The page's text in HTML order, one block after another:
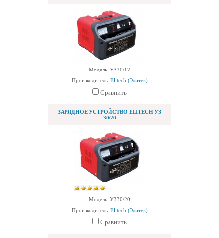
Модель: УЗ20/12
Производитель: Elitech (Элитек)
Сравнить
ЗАРЯДНОЕ УСТРОЙСТВО ELITECH УЗ
30/20
Модель: УЗ30/20
Производитель: Elitech (Элитек)
Сравнить